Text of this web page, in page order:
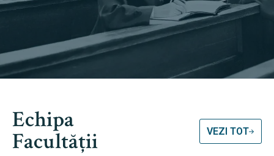
Echipa
Facultății VEZI TOT